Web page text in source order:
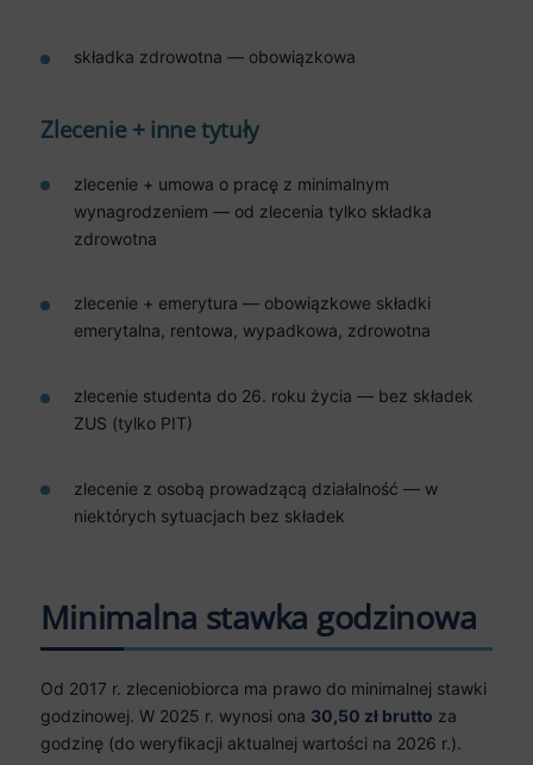
składka zdrowotna — obowiązkowa
Zlecenie + inne tytuły
zlecenie + umowa o pracę z minimalnym
wynagrodzeniem — od zlecenia tylko składka
zdrowotna
zlecenie + emerytura — obowiązkowe składki
emerytalna, rentowa, wypadkowa, zdrowotna
zlecenie studenta do 26. roku życia — bez składek
ZUS (tylko PIT)
zlecenie z osobą prowadzącą działalność — w
niektórych sytuacjach bez składek
Minimalna stawka godzinowa
Od 2017 r. zleceniobiorca ma prawo do minimalnej stawki
godzinowej. W 2025 r. wynosi ona 30,50 zł brutto za
godzinę (do weryfikacji aktualnej wartości na 2026 r.).